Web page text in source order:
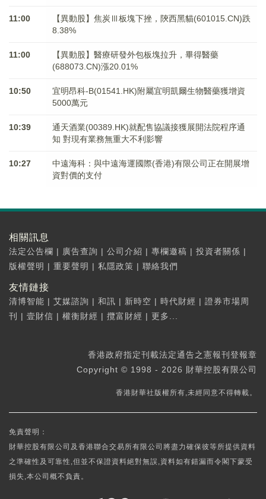
11:00
【異動股】焦炭Ⅲ板塊下挫，陝西黑貓(601015.CN)跌
8.38%
11:00
【異動股】醫療研發外包板塊拉升，畢得醫藥
(688073.CN)漲20.01%
10:50
宜明昂科-B(01541.HK)附屬宜明凱爾生物醫藥獲增資
5000萬元
10:39
通天酒業(00389.HK)就配售協議接獲展開法院程序通
知 對現有業務無重大不利影響
10:27
中遠海科：與中遠海運國際(香港)有限公司正在開展增
資對價的支付
相關訊息
法定公告欄 | 廣告查詢 | 公司介紹 | 專欄邀稿 | 投資者關係 |
版權聲明 | 重要聲明 | 私隱政策 | 聯絡我們
友情鏈接
清博智能 | 艾媒諮詢 | 和訊 | 新時空 | 時代財經 | 證券市場周
刊
| 壹財信 | 權衡財經 | 攬富財經 | 更多...
香港政府指定刊載法定通告之憲報刊登報章
Copyright © 1998 - 2026 財華控股有限公司
香港財華社版權所有,未經同意不得轉載。
免責聲明：
財華控股有限公司及香港聯合交易所有限公司將盡力確保彼等所提供資料
之準確性及可靠性,但並不保證資料絕對無誤,資料如有錯漏而令閣下蒙受
損失,本公司概不負責。